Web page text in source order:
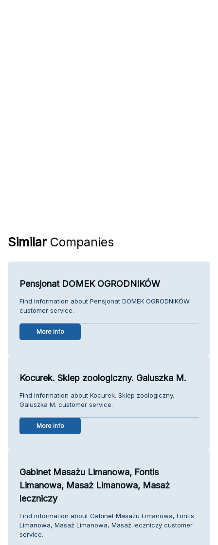
Similar Companies
Pensjonat DOMEK OGRODNIKÓW
Find information about Pensjonat DOMEK OGRODNIKÓW
customer service.
More info
Kocurek. Sklep zoologiczny. Galuszka M.
Find information about Kocurek. Sklep zoologiczny.
Galuszka M. customer service.
More info
Gabinet Masażu Limanowa, Fontis
Limanowa, Masaż Limanowa, Masaż
leczniczy
Find information about Gabinet Masażu Limanowa, Fontis
Limanowa, Masaż Limanowa, Masaż leczniczy customer
service.